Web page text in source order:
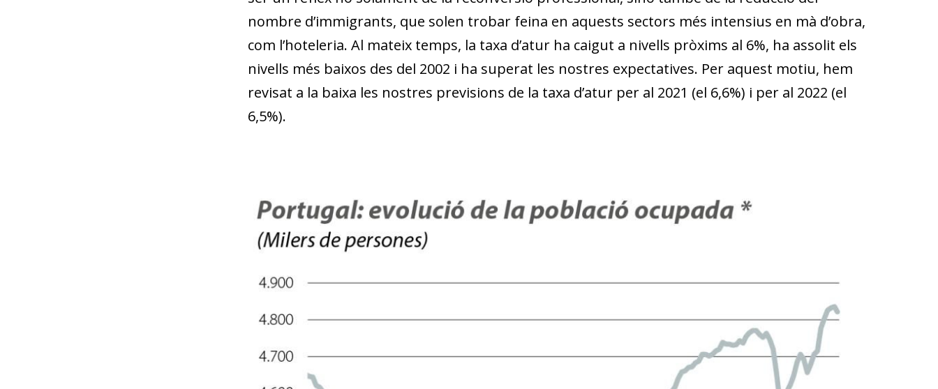
nombre d’immigrants, que solen trobar feina en aquests sectors més intensius en mà d’obra,
com l’hoteleria. Al mateix temps, la taxa d’atur ha caigut a nivells pròxims al 6%, ha assolit els
nivells més baixos des del 2002 i ha superat les nostres expectatives. Per aquest motiu, hem
revisat a la baixa les nostres previsions de la taxa d’atur per al 2021 (el 6,6%) i per al 2022 (el
6,5%).